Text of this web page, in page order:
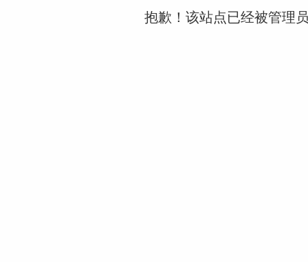
抱歉！该站点已经被管理